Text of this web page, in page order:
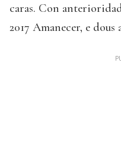
caras. Con
2017 Amanecer, e dous